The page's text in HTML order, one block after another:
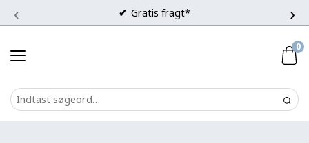
Gratis fragt*
‹ ›
0